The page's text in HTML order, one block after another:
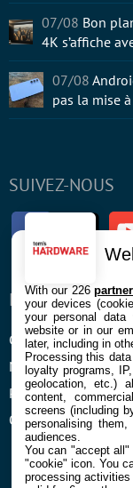
SUIVEZ-NOUS
Facebook
ENTREPRISE
Confidentialité et
Mentions légales et
Préférences Cookies
Qui sommes nous
07/08 Bon
4K s’affiche
07/08
pas la mise
With our 226
your devices
your personal
website or in our
later, including in
Processing this
loyalty programs,
geolocation, etc.)
content,
screens (including
personalising
audiences.
You can "accept
"cookie" icon. You
processing